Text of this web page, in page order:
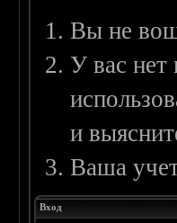
Вы не
У вас нет
и
Ваша
Вход